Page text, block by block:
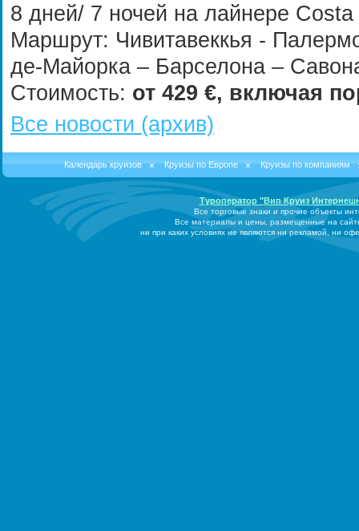
8 дней/ 7 ночей на лайнере
Маршрут: Чивитавеккья -
де-Майорка – Барселона –
Стоимость: от 429 €, включая
Все новости (архив)
Календарь круизов Круизы по Европе Круизы по компаниям
Туроператор "Вип Круиз
Все торговые знаки и прочие объекты
Все материалы и цены, размещенные на
ни при каких условиях не являются ни рекламой, ни